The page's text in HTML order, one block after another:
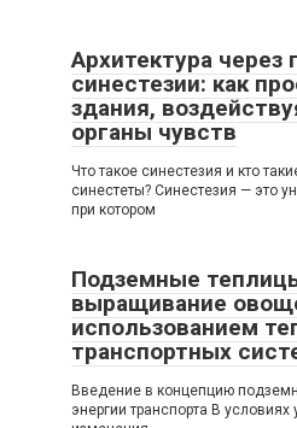
Архитектура через
синестезии: как
здания,
органы чувств
Что такое синестезия и кто
синестеты? Синестезия — это
при котором
Подземные
выращивание
использованием
транспортных
Введение в концепцию
энергии транспорта В условиях